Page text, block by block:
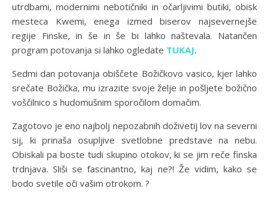
utrdbami, modernimi nebotičniki in očarljivimi butiki, obisk
mesteca Kwemi, enega izmed biserov najsevernejše
regije Finske, in še in še bi lahko naštevala. Natančen
program potovanja si lahko ogledate TUKAJ.
Sedmi dan potovanja obiščete Božičkovo vasico, kjer lahko
srečate Božička, mu izrazite svoje želje in pošljete božično
voščilnico s hudomušnim sporočilom domačim.
Zagotovo je eno najbolj nepozabnih doživetij lov na severni
sij, ki prinaša osupljive svetlobne predstave na nebu.
Obiskali pa boste tudi skupino otokov, ki se jim reče finska
trdnjava. Sliši se fascinantno, kaj ne?! Že vidim, kako se
bodo svetile oči vašim otrokom. ?